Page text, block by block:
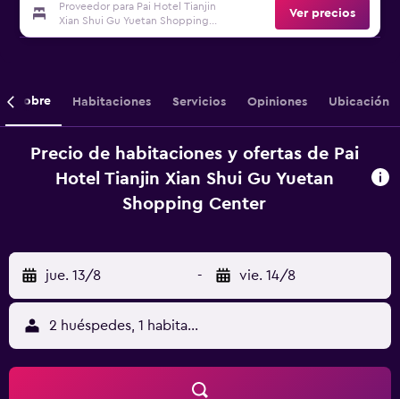
Proveedor para Pai Hotel Tianjin
Xian Shui Gu Yuetan Shopping
Center
Ver precios
Sobre Habitaciones Servicios Opiniones Ubicación
Precio de habitaciones y ofertas de Pai
Hotel Tianjin Xian Shui Gu Yuetan
Shopping Center
jue. 13/8 - vie. 14/8
2 huéspedes, 1 habitación